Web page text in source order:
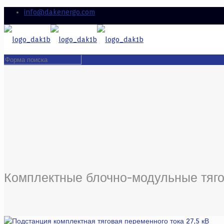
info@dakenergo.com
Комплектные блочно-модульные